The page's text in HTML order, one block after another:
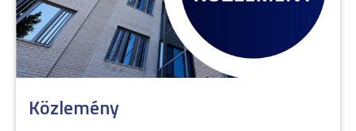
Közlemény